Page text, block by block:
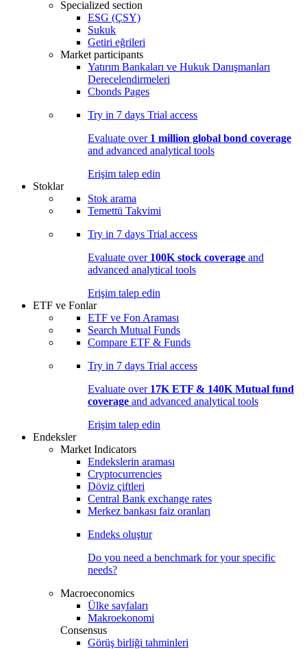
Specialized section
ESG (ÇSY)
Sukuk
Getiri eğrileri
Market participants
Yatırım Bankaları ve Hukuk Danışmanları
Derecelendirmeleri
Cbonds Pages
Try in 7 days Trial access
Evaluate over 1 million global bond coverage
and advanced analytical tools
Erişim talep edin
Stoklar
Stok arama
Temettü Takvimi
Try in 7 days Trial access
Evaluate over 100K stock coverage and
advanced analytical tools
Erişim talep edin
ETF ve Fonlar
ETF ve Fon Araması
Search Mutual Funds
Compare ETF & Funds
Try in 7 days Trial access
Evaluate over 17K ETF & 140K Mutual fund
coverage and advanced analytical tools
Erişim talep edin
Endeksler
Market Indicators
Endekslerin araması
Cryptocurrencies
Döviz çiftleri
Central Bank exchange rates
Merkez bankası faiz oranları
Endeks oluştur
Do you need a benchmark for your specific
needs?
Macroeconomics
Ülke sayfaları
Makroekonomi
Consensus
Görüş birliği tahminleri